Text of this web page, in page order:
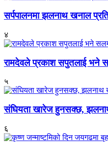
सर्पपालनमा झलनाथ खनाल
४
रामदेवले प्रकाश सपुतलाई भने
५
संघियता खारेज हुनसक्छ,
६